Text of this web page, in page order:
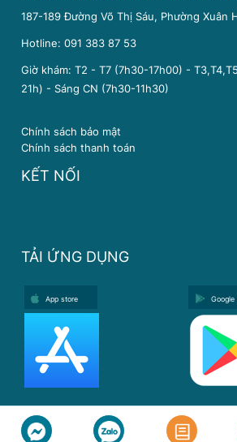
187-189 Đường Võ Thị Sáu, Phường Xuân
Hotline:091 383 87 53
Giờ khám: T2 - T7 (7h30-17h00) -
21h) - Sáng CN (7h30-11h30)
Chính sách bảo mật
Chính sách thanh toán
KẾT NỐI
TẢI ỨNG DỤNG
App store Google
Copyright © 2024 Y Khoa